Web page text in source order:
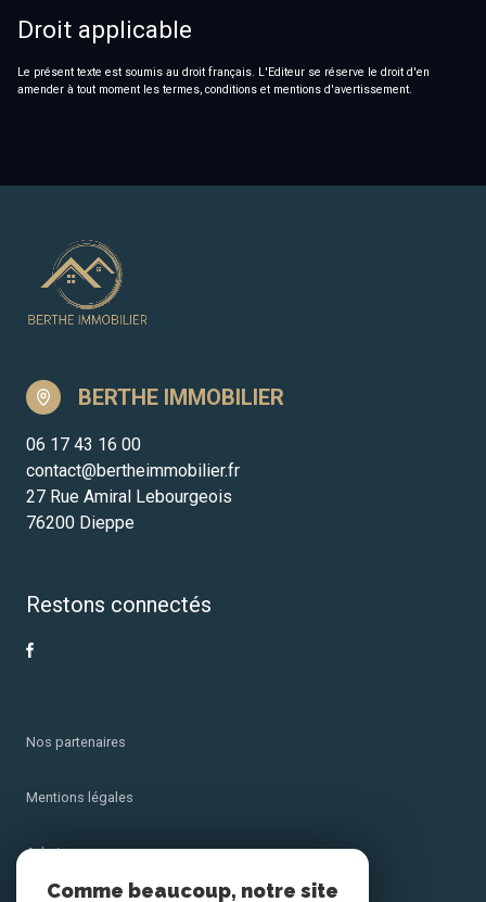
Droit applicable
Le présent texte est soumis au droit français. L'Editeur se réserve le droit d'en
amender à tout moment les termes, conditions et mentions d'avertissement.
BERTHE IMMOBILIER
06 17 43 16 00
contact@bertheimmobilier.fr
27 Rue Amiral Lebourgeois
76200 Dieppe
Restons connectés
Nos partenaires
Mentions légales
Admin
Comme beaucoup, notre site